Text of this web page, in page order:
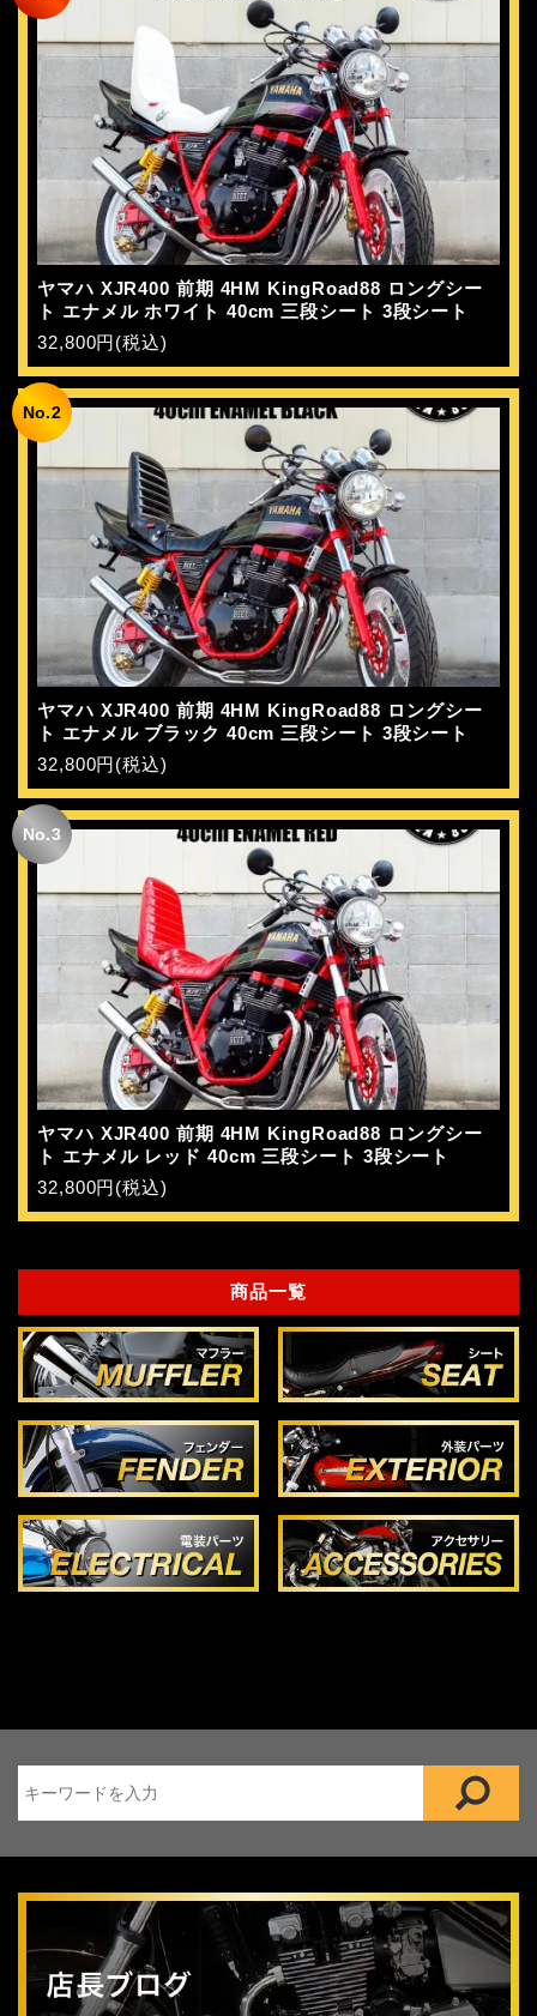
ヤマハ XJR400 前期 4HM KingRoad88 ロングシー
ト エナメル ホワイト 40cm 三段シート 3段シート
32,800円(税込)
ヤマハ XJR400 前期 4HM KingRoad88 ロングシー
ト エナメル ブラック 40cm 三段シート 3段シート
32,800円(税込)
No.2
ヤマハ XJR400 前期 4HM KingRoad88 ロングシー
ト エナメル レッド 40cm 三段シート 3段シート
32,800円(税込)
No.3
商品一覧